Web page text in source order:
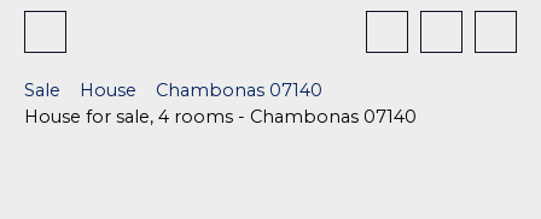
Sale House
Chambonas 07140
House for sale, 4 rooms - Chambonas 07140